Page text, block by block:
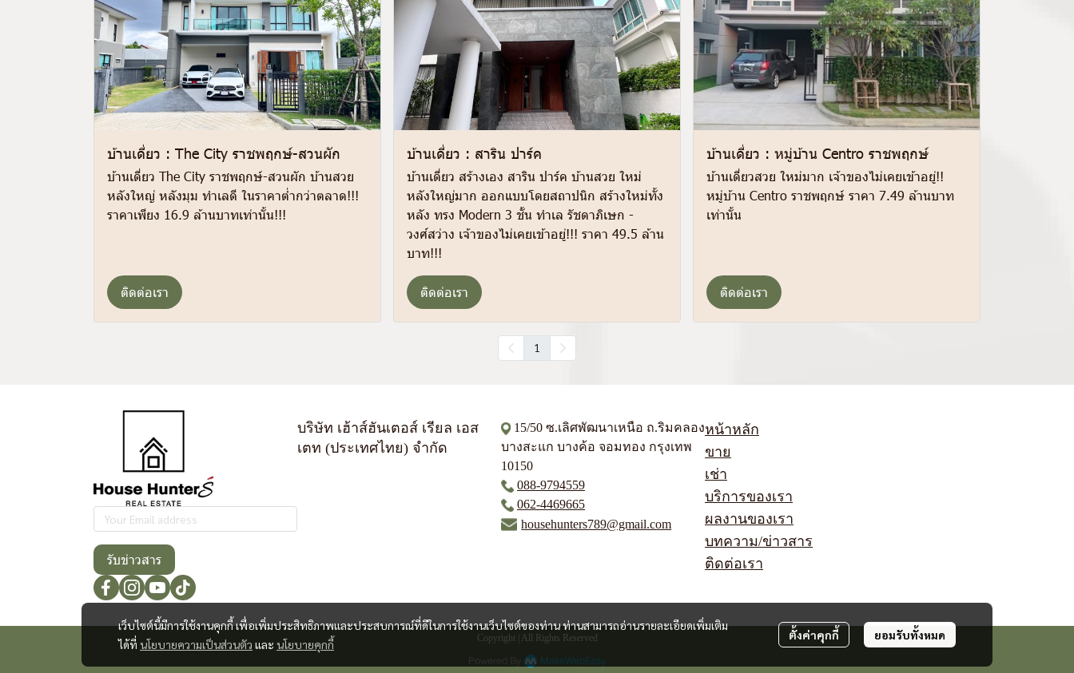
บ้านเดี่ยว : The City ราชพฤกษ์-สวนผัก
บ้านเดี่ยว The City ราชพฤกษ์-สวนผัก บ้านสวย
หลังใหญ่ หลังมุม ทำเลดี ในราคาต่ำกว่าตลาด!!!
ราคาเพียง 16.9 ล้านบาทเท่านั้น!!!
ติดต่อเรา
บ้านเดี่ยว : สาริน ปาร์ค
บ้านเดี่ยว สร้างเอง สาริน ปาร์ค บ้านสวย ใหม่
หลังใหญ่มาก ออกแบบโดยสถาปนิก สร้างใหม่ทั้ง
หลัง ทรง Modern 3 ชั้น ทำเล รัชดาภิเษก -
วงศ์สว่าง เจ้าของไม่เคยเข้าอยู่!!! ราคา 49.5 ล้าน
บาท!!!
ติดต่อเรา
บ้านเดี่ยว : หมู่บ้าน Centro ราชพฤกษ์
บ้านเดี่ยวสวย ใหม่มาก เจ้าของไม่เคยเข้าอยู่!!
หมู่บ้าน Centro ราชพฤกษ์ ราคา 7.49 ล้านบาท
เท่านั้น
ติดต่อเรา
1
เว็บไซต์นี้มีการใช้งานคุกกี้ เพื่อเพิ่มประสิทธิภาพและประสบการณ์ที่ดีในการใช้งานเว็บไซต์ของท่าน ท่านสามารถอ่านรายละเอียดเพิ่มเติม
ได้ที่ นโยบายความเป็นส่วนตัว และ นโยบายคุกกี้
ตั้งค่าคุกกี้ ยอมรับทั้งหมด
รับข่าวสาร
บริษัท เฮ้าส์ฮันเตอส์ เรียล เอส
เตท (ประเทศไทย) จำกัด
15/50 ซ.เลิศพัฒนาเหนือ ถ.ริมคลอง
บางสะแก บางค้อ จอมทอง กรุงเทพ
10150
088-9794559
062-4469665
househunters789@gmail.com
หน้าหลัก
ขาย
เช่า
บริการของเรา
ผลงานของเรา
บทความ/ข่าวสาร
ติดต่อเรา
Copyright | All Rights Reserved
Powered By MakeWebEasy